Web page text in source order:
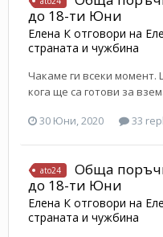
до 18-ти Юни
Елена К отговори на
страната и чужбина
Чакаме ги всеки
кога ще са готови за
30 Юни, 2020
33
ato24
Обща
до 18-ти Юни
Елена К отговори на
страната и чужбина